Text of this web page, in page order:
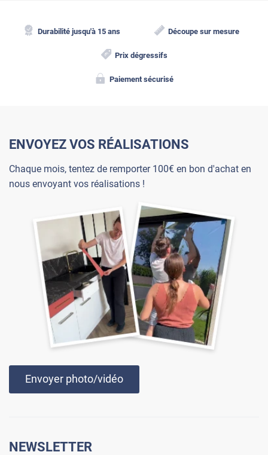
Durabilité jusqu'à 15 ans Découpe sur mesure
Prix dégressifs
Paiement sécurisé
ENVOYEZ VOS RÉALISATIONS
Chaque mois, tentez de remporter 100€ en bon d'achat en
nous envoyant vos réalisations !
Envoyer photo/vidéo
NEWSLETTER